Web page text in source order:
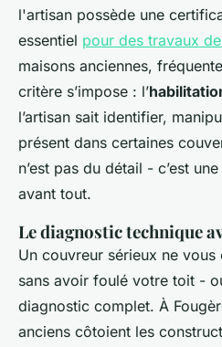
l'artisan possède une
essentiel pour des travaux
maisons anciennes,
critère s’impose : l’
l’artisan sait identifier,
présent dans certaines
n’est pas du détail - c’est
avant tout.
Le diagnostic technique
Un couvreur sérieux ne
sans avoir foulé votre toit -
diagnostic complet. À
anciens côtoient les